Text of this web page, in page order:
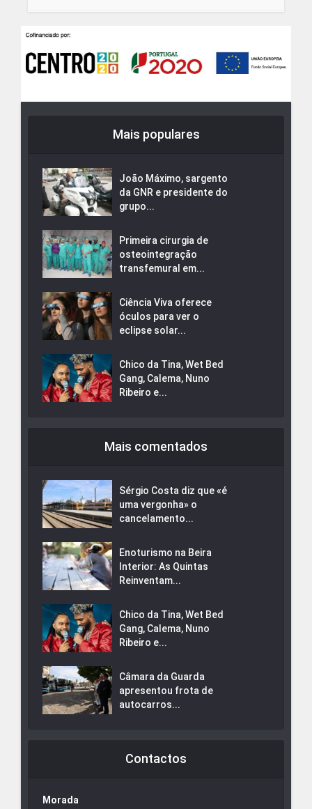
Mais populares
João Máximo, sargento
da GNR e presidente do
grupo...
Primeira cirurgia de
osteointegração
transfemural em...
Ciência Viva oferece
óculos para ver o
eclipse solar...
Chico da Tina, Wet Bed
Gang, Calema, Nuno
Ribeiro e...
Mais comentados
Sérgio Costa diz que «é
uma vergonha» o
cancelamento...
Enoturismo na Beira
Interior: As Quintas
Reinventam...
Chico da Tina, Wet Bed
Gang, Calema, Nuno
Ribeiro e...
Câmara da Guarda
apresentou frota de
autocarros...
Contactos
Morada